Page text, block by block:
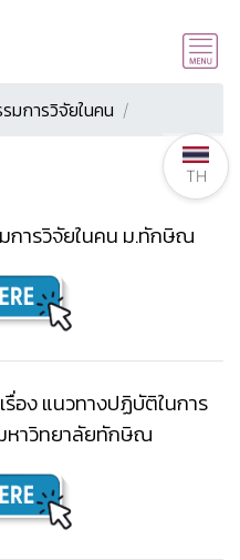
มการวิจัยในคน
การวิจัยในคน ม.ทักษิณ
อง แนวทางปฏิบัติในการ
หาวิทยาลัยทักษิณ
TH